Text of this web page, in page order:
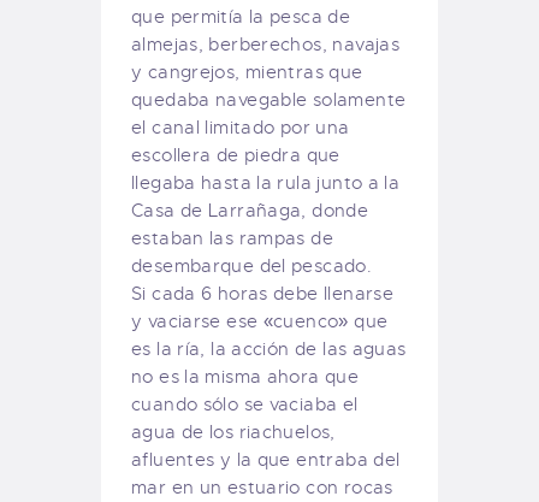
que permitía la pesca de
almejas, berberechos, navajas
y cangrejos, mientras que
quedaba navegable solamente
el canal limitado por una
escollera de piedra que
llegaba hasta la rula junto a la
Casa de Larrañaga, donde
estaban las rampas de
desembarque del pescado.
Si cada 6 horas debe llenarse
y vaciarse ese «cuenco» que
es la ría, la acción de las aguas
no es la misma ahora que
cuando sólo se vaciaba el
agua de los riachuelos,
afluentes y la que entraba del
mar en un estuario con rocas